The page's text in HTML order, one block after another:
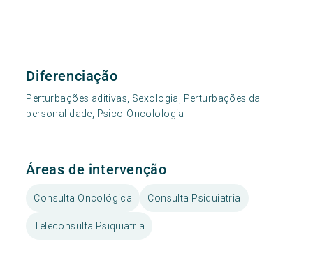
Diferenciação
Perturbações aditivas, Sexologia, Perturbações da
personalidade, Psico-Oncolologia
Áreas de intervenção
Consulta Oncológica Consulta Psiquiatria
Teleconsulta Psiquiatria